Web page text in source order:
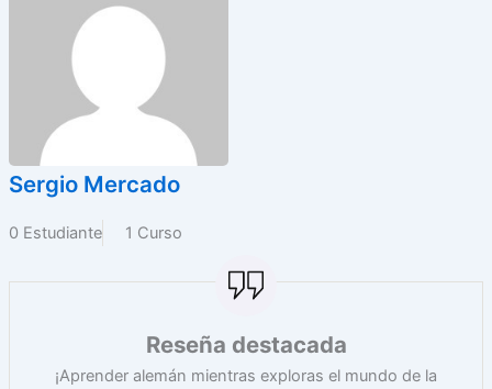
Sergio Mercado
0 Estudiante 1 Curso
Reseña destacada
¡Aprender alemán mientras exploras el mundo de la